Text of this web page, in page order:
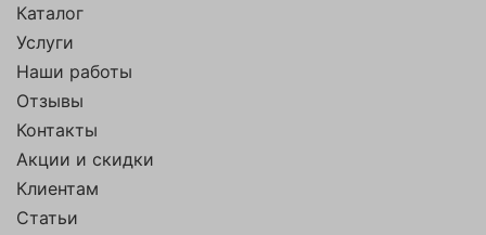
Каталог
Услуги
Наши работы
Отзывы
Контакты
Акции и скидки
Клиентам
Статьи